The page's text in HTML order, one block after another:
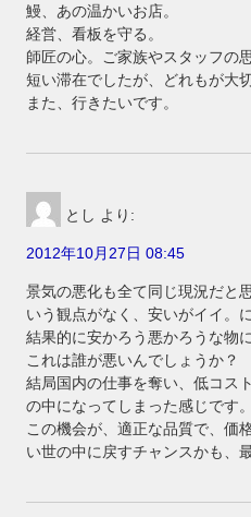
鰻、あの温かいお店。
経営、看板を守る。
師匠の心。ご家族やスタッフの思
短い滞在でしたが、どれもが大
また、行きたいです。
とし より:
2012年10月27日 08:45
景気の悪化も全て同じ現況だと
いう観点がなく、安いがイイ。
結果的に安かろう悪かろうな物
これは誰が悪いんでしょうか？
結局国内の仕事を奪い、低コス
の中になってしまった感じです。
この機会が、適正な品質で、価
い世の中に戻すチャンスかも、